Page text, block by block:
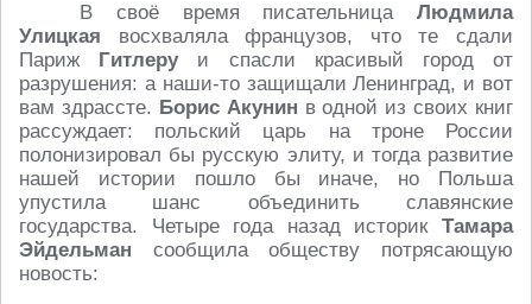
В своё время писательница Людмила
Улицкая восхваляла французов, что те сдали
Париж Гитлеруи спасли красивый город от
разрушения: а наши-то защищали Ленинград, и вот
вам здрассте. Борис Акунин в одной из своих книг
рассуждает: польский царь на троне России
полонизировал бы русскую элиту, и тогда развитие
нашей истории пошло бы иначе, но Польша
упустила шанс объединить славянские
государства. Четыре года назад историк Тамара
Эйдельман сообщила обществу потрясающую
новость: